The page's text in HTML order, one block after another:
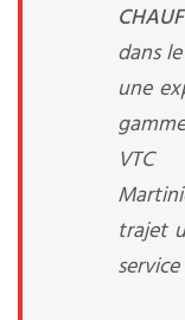
dans
une
VTC
trajet